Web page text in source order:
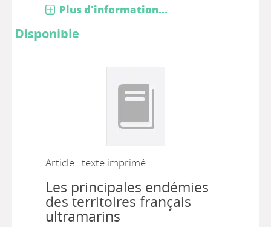
Plus d'information...
Disponible
Article : texte imprimé
Les principales endémies
des territoires français
ultramarins